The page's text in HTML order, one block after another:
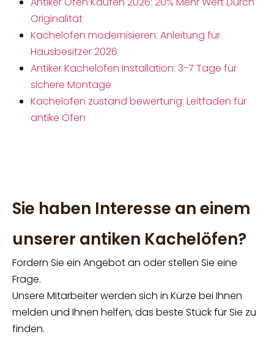
Originalität
Kachelofen modernisieren: Anleitung für
Hausbesitzer 2026
Antiker Kachelofen Installation: 3-7 Tage für
sichere Montage
Kachelofen zustand bewertung: Leitfaden für
antike Öfen
Sie haben Interesse an einem
unserer antiken Kachelöfen?
Fordern Sie ein Angebot an oder stellen Sie eine
Frage.
Unsere Mitarbeiter werden sich in Kürze bei Ihnen
melden und Ihnen helfen, das beste Stück für Sie zu
finden.